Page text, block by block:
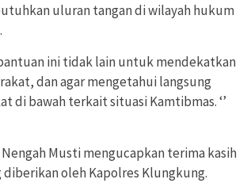
uluran tangan di wilayah hukum
ini tidak lain untuk mendekatkan
dan agar mengetahui langsung
di bawah terkait situasi Kamtibmas. ‘’
Musti mengucapkan terima kasih
diberikan oleh Kapolres Klungkung.